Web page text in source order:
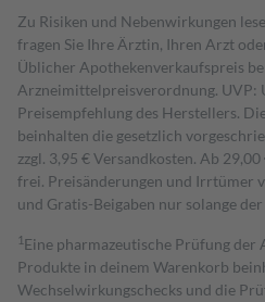
Zu Risiken und Nebenwirkungen
fragen Sie Ihre Ärztin, Ihren Arzt
Üblicher Apothekenverkaufspreis
Arzneimittelpreisverordnung. UVP:
Preisempfehlung des Herstellers.
beinhalten die gesetzlich
zzgl. 3,95 € Versandkosten. Ab
frei. Preisänderungen und Irrtümer
und Gratis-Beigaben nur solange
1 Eine pharmazeutische Prüfung
Produkte in deinem Warenkorb
Wechselwirkungschecks und die